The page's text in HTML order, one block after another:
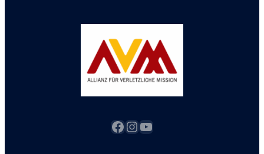
Facebook InstagramYouTube